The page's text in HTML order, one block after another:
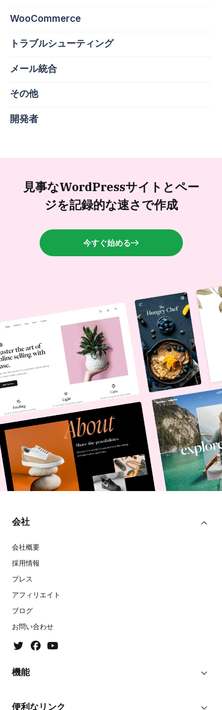
WooCommerce
トラブルシューティング
メール統合
その他
開発者
見事なWordPressサイトとペー
ジを記録的な速さで作成
今すぐ始める
会社
会社概要
採用情報
プレス
アフィリエイト
ブログ
お問い合わせ
機能
便利なリンク